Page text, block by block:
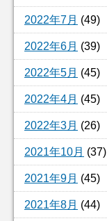
2022年7月 (49)
2022年6月 (39)
2022年5月 (45)
2022年4月 (45)
2022年3月 (26)
2021年10月 (37)
2021年9月 (45)
2021年8月 (44)